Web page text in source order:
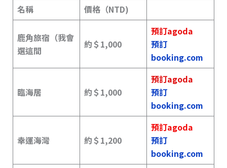
名稱 價格（NTD)
鹿角旅宿（我會
選這間
約＄1,000
預訂agoda
預訂
booking.com
臨海居 約＄ 1,000
預訂agoda
預訂
booking.com
幸運海灣 約＄1,200
預訂agoda
預訂
booking.com